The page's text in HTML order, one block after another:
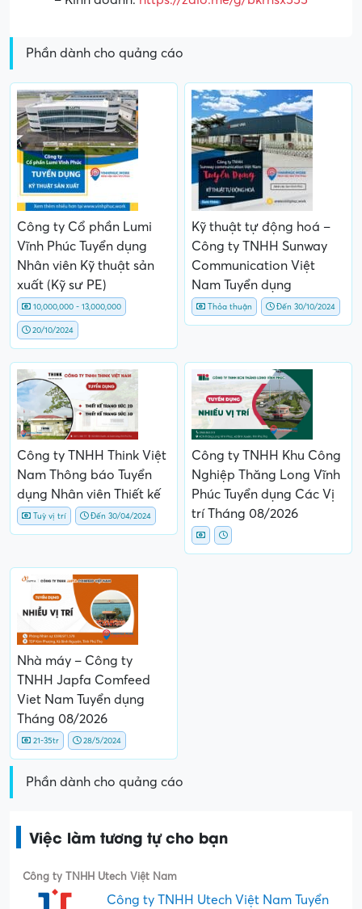
Phần dành cho quảng cáo
Công ty Cổ phần Lumi
Vĩnh Phúc Tuyển dụng
Nhân viên Kỹ thuật sản
xuất (Kỹ sư PE)
10,000,000 - 13,000,000
20/10/2024
Kỹ thuật tự động hoá –
Công ty TNHH Sunway
Communication Việt
Nam Tuyển dụng
Thỏa thuận Đến 30/10/2024
Công ty TNHH Think Việt
Nam Thông báo Tuyển
dụng Nhân viên Thiết kế
Tuỳ vị trí Đến 30/04/2024
Công ty TNHH Khu Công
Nghiệp Thăng Long Vĩnh
Phúc Tuyển dụng Các Vị
trí Tháng 08/2026
Nhà máy – Công ty
TNHH Japfa Comfeed
Viet Nam Tuyển dụng
Tháng 08/2026
21-35tr 28/5/2024
Phần dành cho quảng cáo
Việc làm tương tự cho bạn
Công ty TNHH Utech Việt Nam
Công ty TNHH Utech Việt Nam Tuyển